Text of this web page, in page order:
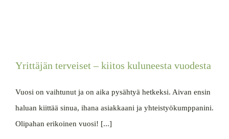
Yrittäjän terveiset – kiitos kuluneesta vuodesta
Vuosi on vaihtunut ja on aika pysähtyä hetkeksi. Aivan ensin
haluan kiittää sinua, ihana asiakkaani ja yhteistyökumppanini.
Olipahan erikoinen vuosi! [...]